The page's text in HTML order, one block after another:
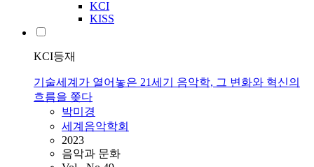
KCI
KISS
KCI등재
기술세계가 열어놓은 21세기 음악학, 그 변화와 혁신의
흐름을 쫒다
박미경
세계음악학회
2023
음악과 문화